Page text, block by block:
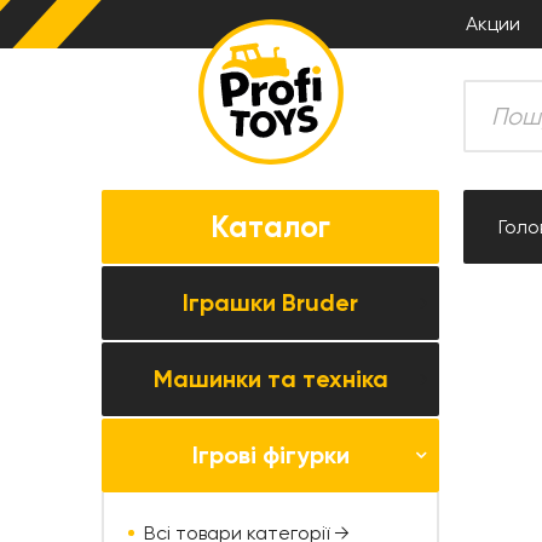
Акции
Каталог
Іграшки Bruder
Всі товари категорії →
Комбайни
Трактори
Машинки та техніка
Усі товари категорії →
Ігрові фігурки
Всі товари категорії →